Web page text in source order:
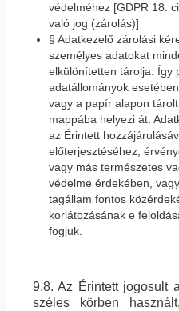
védelméhez [GDPR 18.
való jog (zárolás)]
§ Adatkezelő zárolási
személyes adatokat
elkülönítetten tárolja. Így
adatállományok
vagy a papír alapon
mappába helyezi át.
az Érintett
előterjesztéséhez,
vagy más természetes
védelme érdekében,
tagállam fontos
korlátozásának e
fogjuk.
9.8. Az Érintett jogosult
széles körben